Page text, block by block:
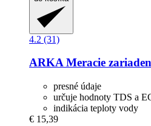
4.2 (31)
ARKAMeracie
presné údaje
určuje hodnoty TDS a
indikácia teploty vody
€ 15,39